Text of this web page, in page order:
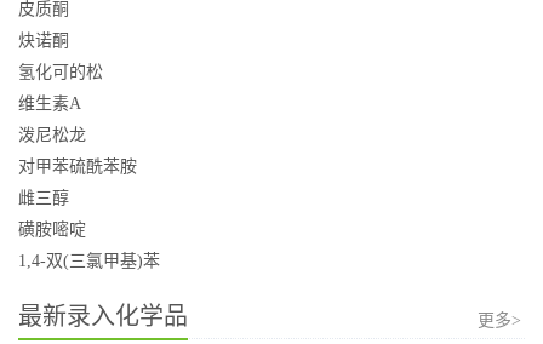
皮质酮
炔诺酮
氢化可的松
维生素A
泼尼松龙
对甲苯硫酰苯胺
雌三醇
磺胺嘧啶
1,4-双(三氯甲基)苯
最新录入化学品 更多>